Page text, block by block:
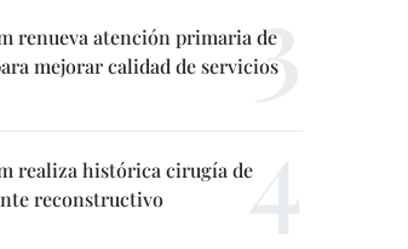
renueva atención primaria de
mejorar calidad de servicios
realiza histórica cirugía de
reconstructivo